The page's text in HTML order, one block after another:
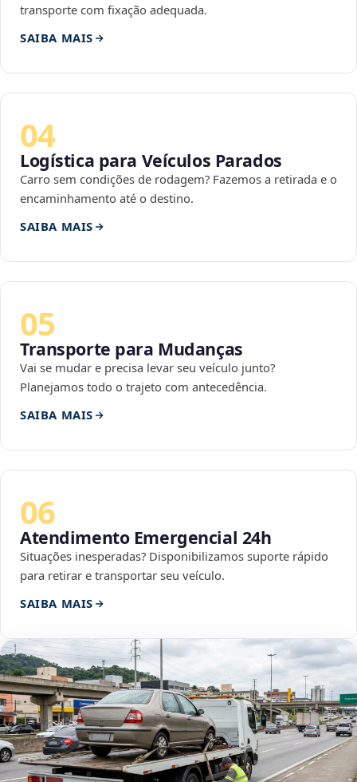
transporte com fixação adequada.
SAIBA MAIS
04
Logística para Veículos Parados
Carro sem condições de rodagem? Fazemos a retirada e o
encaminhamento até o destino.
SAIBA MAIS
05
Transporte para Mudanças
Vai se mudar e precisa levar seu veículo junto?
Planejamos todo o trajeto com antecedência.
SAIBA MAIS
06
Atendimento Emergencial 24h
Situações inesperadas? Disponibilizamos suporte rápido
para retirar e transportar seu veículo.
SAIBA MAIS